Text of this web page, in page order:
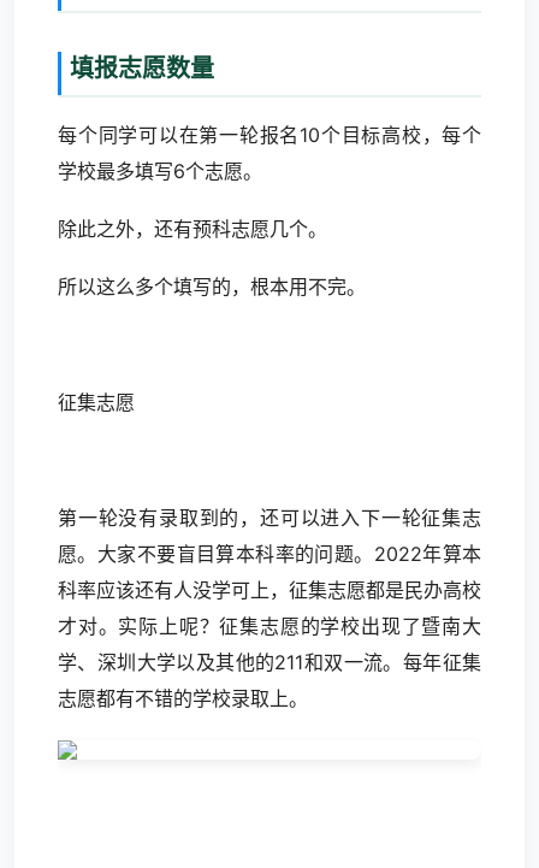
填报志愿数量
每个同学可以在第一轮报名10个目标高校，每个
学校最多填写6个志愿。
除此之外，还有预科志愿几个。
所以这么多个填写的，根本用不完。
征集志愿
第一轮没有录取到的，还可以进入下一轮征集志
愿。大家不要盲目算本科率的问题。2022年算本
科率应该还有人没学可上，征集志愿都是民办高校
才对。实际上呢？征集志愿的学校出现了暨南大
学、深圳大学以及其他的211和双一流。每年征集
志愿都有不错的学校录取上。